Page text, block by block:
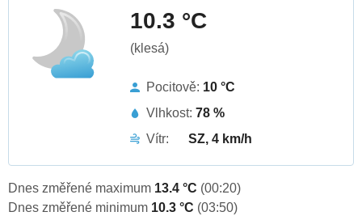
10.3 °C
(klesá)
Pocitově: 10 °C
Vlhkost: 78 %
Vítr:
SZ, 4 km/h
Dnes změřené maximum 13.4 °C (00:20)
Dnes změřené minimum 10.3 °C (03:50)